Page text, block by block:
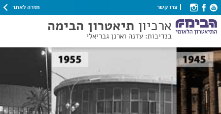
צרו קשר חזרה לאתר
ארכיון תיאטרון הבימה
בנדיבות: עדנה וארנן גבריאלי